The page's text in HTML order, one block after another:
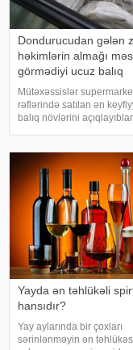
Dondurucudan gələn
həkimlərin almağı
görmədiyi ucuz balıq
Mütəxəssislər
rəflərində satılan ən
balıq növlərini
görünür. xarici mediaya
xəbər verir ki,
Yayda ən təhlükəli
hansıdır?
Yay aylarında bir çoxları
sərinlənməyin ən